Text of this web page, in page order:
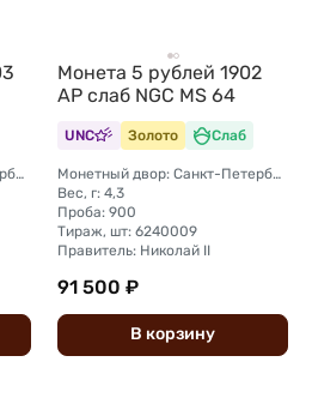
Монетный двор: Санкт-Петербургский монетный двор
Монета 5 рублей 1902
АР слаб NGC MS 64
UNC Золото Слаб
Монетный двор: Санкт-Петербургский монетный двор
Вес, г: 4,3
Проба: 900
Тираж, шт: 6240009
Правитель: Николай II
91 500 ₽
В корзину